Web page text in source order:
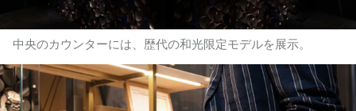
中央のカウンターには、歴代の和光限定モデルを展示。